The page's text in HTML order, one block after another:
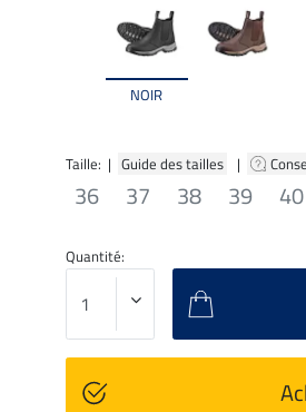
NOIR
Taille: | Guide des tailles |
36 37 38 39 40
Quantité: